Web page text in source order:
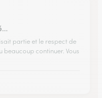
partie et le respect de
beaucoup continuer. Vous